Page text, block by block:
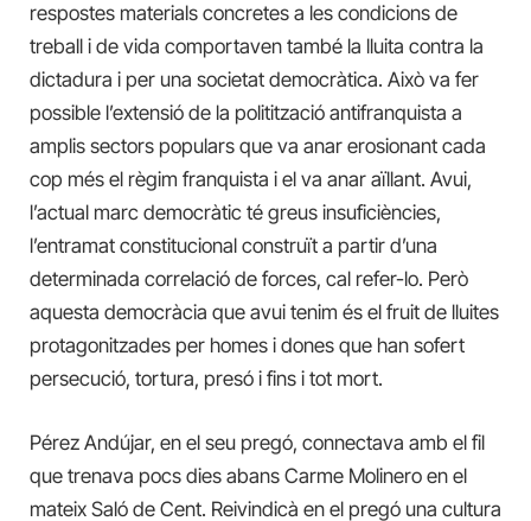
respostes materials concretes a les condicions de
treball i de vida comportaven també la lluita contra la
dictadura i per una societat democràtica. Això va fer
possible l’extensió de la politització antifranquista a
amplis sectors populars que va anar erosionant cada
cop més el règim franquista i el va anar aïllant. Avui,
l’actual marc democràtic té greus insuficiències,
l’entramat constitucional construït a partir d’una
determinada correlació de forces, cal refer-lo. Però
aquesta democràcia que avui tenim és el fruit de lluites
protagonitzades per homes i dones que han sofert
persecució, tortura, presó i fins i tot mort.
Pérez Andújar, en el seu pregó, connectava amb el fil
que trenava pocs dies abans Carme Molinero en el
mateix Saló de Cent. Reivindicà en el pregó una cultura